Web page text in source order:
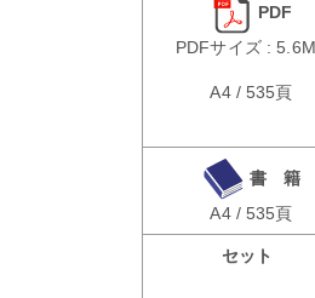
PDF
PDFサイズ :
A4 / 535頁
書 籍
A4 / 535頁
セット